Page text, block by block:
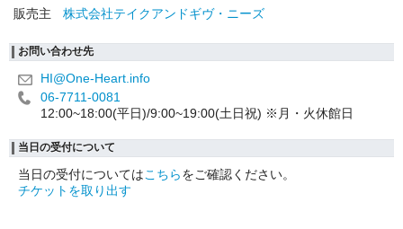
販売主
株式会社テイクアンドギヴ・ニーズ
お問い合わせ先
HI@One-Heart.info
06-7711-0081
12:00~18:00(平日)/9:00~19:00(土日祝) ※月・火休館日
当日の受付について
当日の受付についてはこちらをご確認ください。
チケットを取り出す